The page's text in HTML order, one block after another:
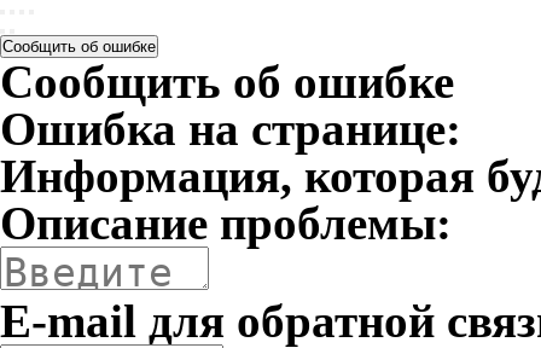
Сообщить об ошибке
Сообщить об ошибке
Ошибка на странице:
Информация, которая
Описание проблемы:
E-mail для обратной